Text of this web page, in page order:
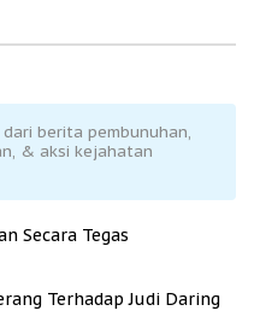
berita pembunuhan,
& aksi kejahatan
Secara Tegas
Terhadap Judi Daring